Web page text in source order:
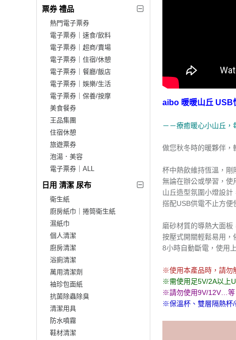
票券 禮品
熱門電子票券
電子票券｜速食/飲料
電子票券｜超商/賣場
電子票券｜住宿/休憩
電子票券｜餐廳/飯店
電子票券｜娛樂/生活
電子票券｜保養/按摩
美食餐券
王品集團
住宿休憩
旅遊票券
泡湯．美容
電子票券｜ALL
日用 清潔 尿布
衛生紙
廚房紙巾｜捲筒衛生紙
濕紙巾
個人清潔
廚房清潔
浴廁清潔
萬用清潔劑
袖珍包面紙
抗菌除蟲除臭
清潔用具
防水噴霧
鞋材清潔
aibo 暖暖山丘 USB
－－療癒暖心小山丘，
做您秋冬時的暖夥伴，
杯中熱飲維持恆溫，剛
無論在辦公或學習，使
山丘造型氛圍小燈設計
搭配USB供電不止方便
磨砂材質的導熱大面板
按壓式開關輕鬆易用，
8小時自動斷電，使用
※使用本產品時，請勿
※需使用足5V/2A以上
※請勿使用9V/12V…等
※保溫杯、雙層隔熱杯/